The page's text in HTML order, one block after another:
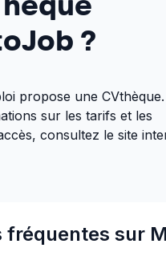
?
propose une
sur les tarifs et les
consultez le site
fréquentes sur